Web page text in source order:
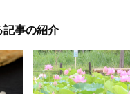
記事の紹介